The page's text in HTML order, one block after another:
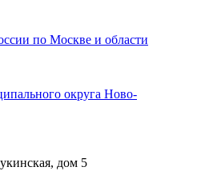
по Москве и области
округа Ново-
дом 5